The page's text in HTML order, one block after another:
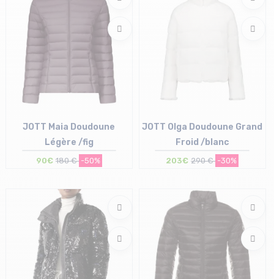
S
JOTT Maia Doudoune
Légère /fig
90€ 180 € -50%
S | L | XL
JOTT Olga Doudoune Grand
Froid /blanc
203€ 290 € -30%